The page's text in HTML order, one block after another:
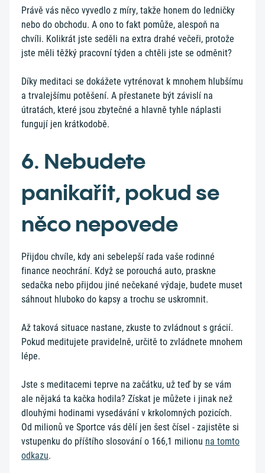
Právě vás něco vyvedlo z míry, takže honem do ledničky
nebo do obchodu. A ono to fakt pomůže, alespoň na
chvíli. Kolikrát jste seděli na extra drahé večeři, protože
jste měli těžký pracovní týden a chtěli jste se odměnit?
Díky meditaci se dokážete vytrénovat k mnohem hlubšímu
a trvalejšímu potěšení. A přestanete být závislí na
útratách, které jsou zbytečné a hlavně tyhle náplasti
fungují jen krátkodobě.
6. Nebudete
panikařit, pokud se
něco nepovede
Přijdou chvíle, kdy ani sebelepší rada vaše rodinné
finance neochrání. Když se porouchá auto, praskne
sedačka nebo přijdou jiné nečekané výdaje, budete muset
sáhnout hluboko do kapsy a trochu se uskromnit.
Až taková situace nastane, zkuste to zvládnout s grácií.
Pokud meditujete pravidelně, určitě to zvládnete mnohem
lépe.
Jste s meditacemi teprve na začátku, už teď by se vám
ale nějaká ta kačka hodila? Získat je můžete i jinak než
dlouhými hodinami vysedávání v krkolomných pozicích.
Od milionů ve Sportce vás dělí jen šest čísel - zajistěte si
vstupenku do příštího slosování o 166,1 milionu na tomto
odkazu.